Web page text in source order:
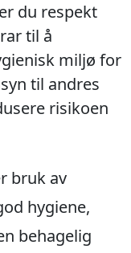
du respekt
til å
miljø for
til andres
risikoen
bruk av
hygiene,
behagelig